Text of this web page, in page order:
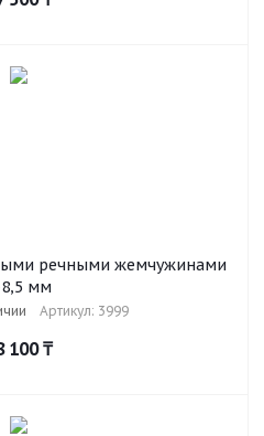
речными жемчужинами
мм
Артикул: 3999
100₸